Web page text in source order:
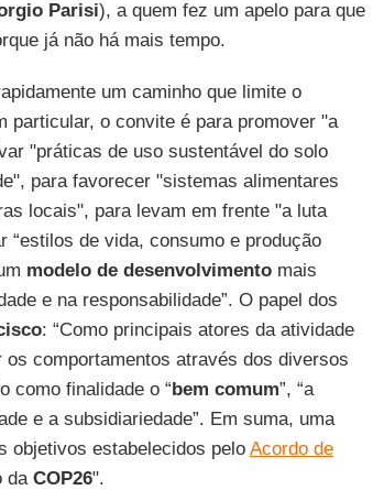
Parisi), a quem fez um apelo para que
já não há mais tempo.
um caminho que limite o
particular, o convite é para promover "a
"práticas de uso sustentável do solo
para favorecer "sistemas alimentares
locais", para levam em frente "a luta
“estilos de vida, consumo e produção
modelo de desenvolvimentomais
e na responsabilidade”. O papel dos
: “Como principais atores da atividade
comportamentos através dos diversos
como finalidade o “bem comum”, “a
e a subsidiariedade”. Em suma, uma
objetivos estabelecidos pelo Acordo de
da COP26".